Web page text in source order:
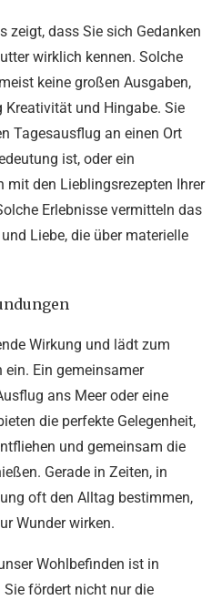
zeigt, dass Sie sich Gedanken
wirklich kennen. Solche
keine großen Ausgaben,
und Hingabe. Sie
Tagesausflug an einen Ort
ist, oder ein
mit den Lieblingsrezepten Ihrer
Erlebnisse vermitteln das
Liebe, die über materielle
Wirkung und lädt zum
Ein gemeinsamer
ans Meer oder eine
die perfekte Gelegenheit,
und gemeinsam die
Gerade in Zeiten, in
oft den Alltag bestimmen,
Wunder wirken.
Wohlbefinden ist in
fördert nicht nur die